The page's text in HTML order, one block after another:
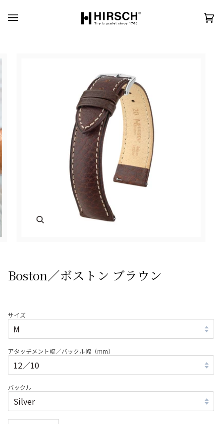
content
カ(0)
Boston／ボストン ブラウン
サイズ
アタッチメント幅／バックル幅（mm）
バックル